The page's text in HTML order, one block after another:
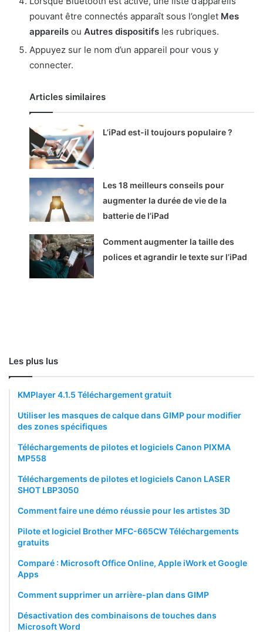
pouvant être connectés apparaît sous l’onglet Mes
appareils ou Autres dispositifs les rubriques.
Appuyez sur le nom d’un appareil pour vous y
connecter.
Articles similaires
L’iPad est-il toujours populaire ?
Les 18 meilleurs conseils pour
augmenter la durée de vie de la
batterie de l’iPad
Comment augmenter la taille des
polices et agrandir le texte sur l’iPad
Les plus lus
KMPlayer 4.1.5 Téléchargement gratuit
Utiliser les masques de calque dans GIMP pour modifier
des zones spécifiques
Téléchargements de pilotes et logiciels Canon PIXMA
MP558
Téléchargements de pilotes et logiciels Canon LASER
SHOT LBP3050
Comment faire une démo réussie pour les artistes 3D
Pilote et logiciel Brother MFC-665CW Téléchargements
gratuits
Comparé : Microsoft Office Online, Apple iWork et Google
Apps
Comment supprimer un arrière-plan dans GIMP
Désactivation des combinaisons de touches dans
Microsoft Word